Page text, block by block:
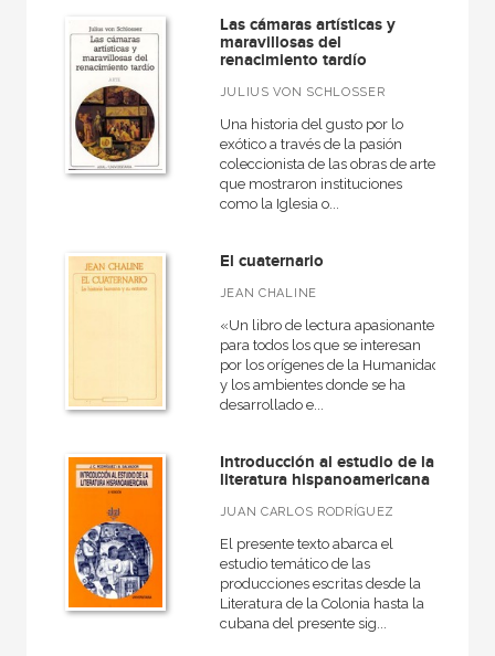
Las cámaras artísticas y
maravillosas del
renacimiento tardío
JULIUS VON SCHLOSSER
Una historia del gusto por lo
exótico a través de la pasión
coleccionista de las obras de arte
que mostraron instituciones
como la Iglesia o...
El cuaternario
JEAN CHALINE
«Un libro de lectura apasionante
para todos los que se interesan
por los orígenes de la Humanidad
y los ambientes donde se ha
desarrollado e...
Introducción al estudio de la
literatura hispanoamericana
JUAN CARLOS RODRÍGUEZ
El presente texto abarca el
estudio temático de las
producciones escritas desde la
Literatura de la Colonia hasta la
cubana del presente sig...